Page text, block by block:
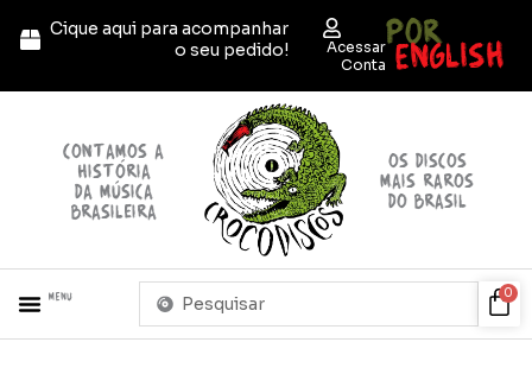
para
conteúdo
Cique aqui para acompanhar
o seu pedido!
Acessar
Conta
POR
ENGLISH
contamos a
história
da música
brasileira
OS discos
mais raros
do brasil
Menu
Pesquisar
0